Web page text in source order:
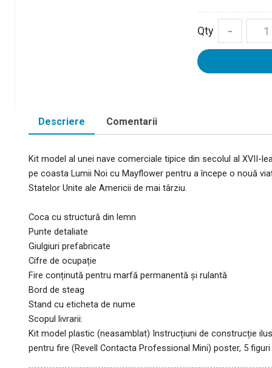
Qty -
Descriere Comentarii
Kit model al unei nave comerciale tipice din secolul al XVII-
pe coasta Lumii Noi cu Mayflower pentru a începe o nouă
Statelor Unite ale Americii de mai târziu.
Coca cu structură din lemn
Punte detaliate
Giulgiuri prefabricate
Cifre de ocupație
Fire conținută pentru marfă permanentă și rulantă
Bord de steag
Stand cu eticheta de nume
Scopul livrarii:
Kit model plastic (neasamblat) Instrucțiuni de construcție
pentru fire (Revell Contacta Professional Mini) poster, 5 figuri